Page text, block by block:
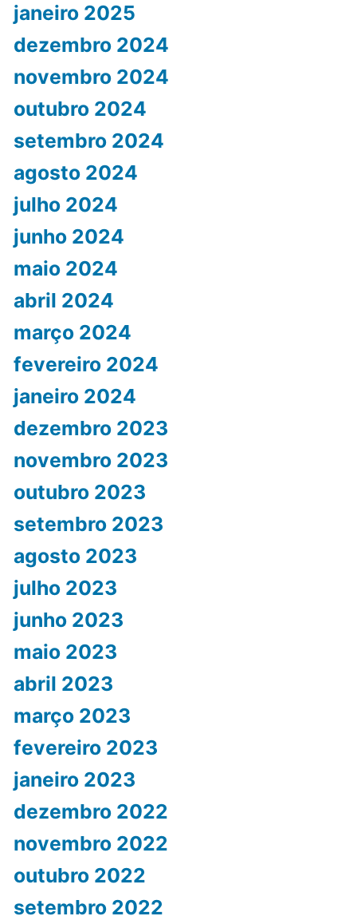
janeiro 2025
dezembro 2024
novembro 2024
outubro 2024
setembro 2024
agosto 2024
julho 2024
junho 2024
maio 2024
abril 2024
março 2024
fevereiro 2024
janeiro 2024
dezembro 2023
novembro 2023
outubro 2023
setembro 2023
agosto 2023
julho 2023
junho 2023
maio 2023
abril 2023
março 2023
fevereiro 2023
janeiro 2023
dezembro 2022
novembro 2022
outubro 2022
setembro 2022